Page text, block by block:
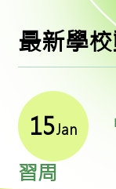
最新學
15Jan
習周